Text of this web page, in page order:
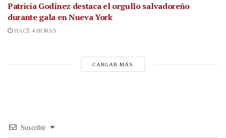
Patricia Godínez destaca el orgullo salvadoreño
durante gala en Nueva York
HACE 4 HORAS
CARGAR MÁS
Suscribir